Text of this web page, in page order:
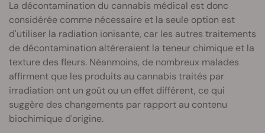
La décontamination du cannabis médical est donc
considérée comme nécessaire et la seule option est
d'utiliser la radiation ionisante, car les autres traitements
de décontamination altéreraient la teneur chimique et la
texture des fleurs. Néanmoins, de nombreux malades
affirment que les produits au cannabis traités par
irradiation ont un goût ou un effet différent, ce qui
suggère des changements par rapport au contenu
biochimique d'origine.